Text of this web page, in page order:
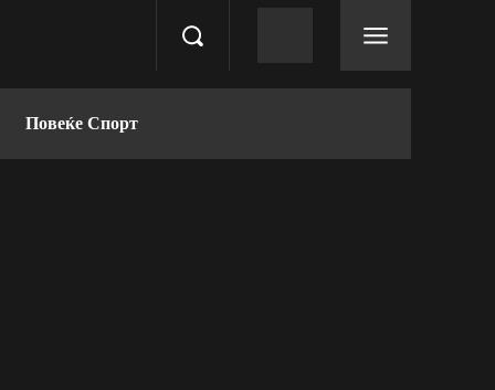
Повеќе Спорт